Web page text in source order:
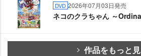
DVD 2026年07月03日発売
ネコのクラちゃん ～
作品をもっと